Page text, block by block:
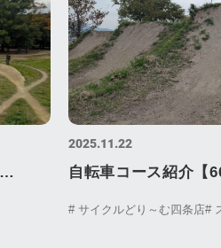
2025.11.22
自転車コース紹介【
ル】
# サイクルどり～む四条店#